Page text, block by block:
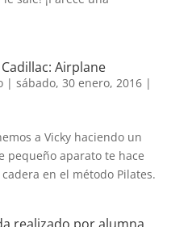
Airplane
| sábado, 30 enero, 2016|
a Vicky haciendo un
pequeño aparato te hace
en el método Pilates.